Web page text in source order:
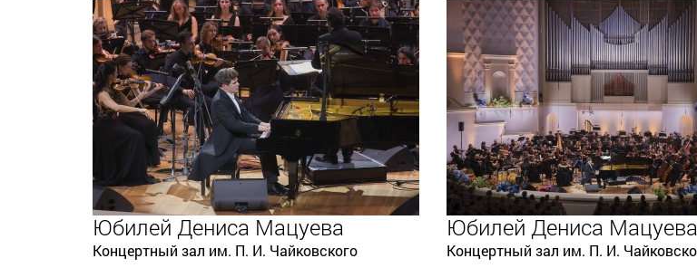
Юбилей Дениса Мацуева
Концертный зал им. П. И. Чайковского
Юбилей Дениса Мацуева
Концертный зал им. П. И.